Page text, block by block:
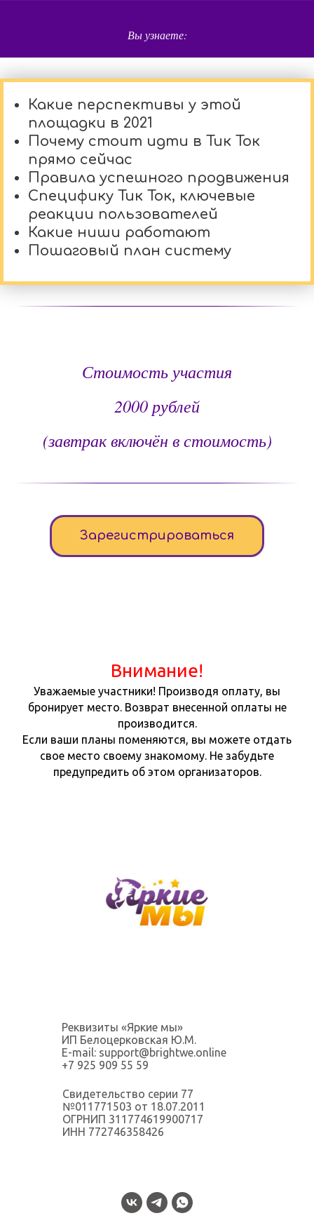
Вы узнаете:
Какие перспективы у этой
площадки в 2021
Почему стоит идти в Тик Ток
прямо сейчас
Правила успешного продвижения
Специфику Тик Ток, ключевые
реакции пользователей
Какие ниши работают
Пошаговый план систему
Стоимость участия
2000 рублей
(завтрак включён в стоимость)
Зарегистрироваться
Внимание!
Уважаемые участники! Производя оплату, вы
бронирует место. Возврат внесенной оплаты не
производится.
Если ваши планы поменяются, вы можете отдать
свое место своему знакомому. Не забудьте
предупредить об этом организаторов.
Реквизиты «Яркие мы»
ИП Белоцерковская Ю.М.
E-mail: support@brightwe.online
+7 925 909 55 59
Свидетельство серии 77
№011771503 от 18.07.2011
ОГРНИП 311774619900717
ИНН 772746358426